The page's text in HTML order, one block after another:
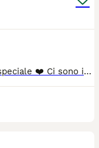
Nora e Nutella cercano una famiglia speciale ❤️ Ci sono incontri che aspettano solo il momento giusto per accadere. Nora, elegante Black Silver ticket e Nutella, affascinante Black Smok due splendide cucciole Maine Coon che saranno pronte a lasciare il nido dal 10 luglio. Cresciute in casa con amore e attenzioni quotidiane, sono abituate alla presenza di persone, bambini, altri gatti e cani. Hanno un carattere dolce, equilibrato e socievole, tipico di cucciole allevate in un vero ambiente familiare. Saranno affidate con: 🐾 Microchip 🐾 Vaccinazioni in regola per l'età 🐾 Sverminazioni effettuate 🐾 Pedigree 🐾 Libretto sanitario 🐾 Genitori sottoposti a test genetici per le principali patologie della razza La nostra priorità è trovare per loro famiglie responsabili e amorevoli, che sappiano apprezzare non solo la loro bellezza, ma anche il meraviglioso carattere che le contraddistingue.